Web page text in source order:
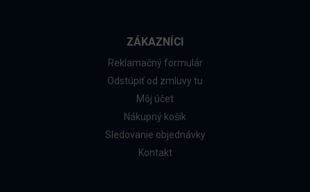
ZÁKAZNÍCI
Reklamačný formulár
Odstúpiť od zmluvy tu
Môj účet
Nákupný košík
Sledovanie objednávky
Kontakt